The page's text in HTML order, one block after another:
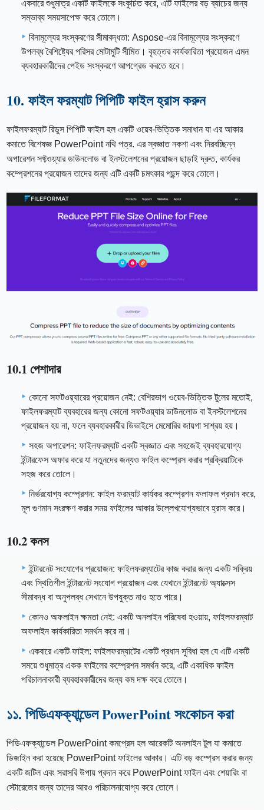
একবারে শুধুমাত্র একটি ফাইলকে সংকুচিত করে, এটি ফাইলের বড় ব্যাচের জন্য
সম্ভাব্য সময়সাপেক্ষ করে তোলে।
বিনামূল্যের সংস্করণের সীমাবদ্ধতা: Aspose-এর বিনামূল্যের সংস্করণে
উপলব্ধ বৈশিষ্ট্যের পরিসর মোটামুটি সীমিত। বৃহত্তর কার্যকারিতা প্রয়োজন এমন
ব্যবহারকারীদের পেইড সংস্করণে আপগ্রেড করতে হবে।
10. ফাইল ফরম্যাট পিপিটি ফাইল হ্রাস করুন
ফাইলফরম্যাট রিডুস পিপিটি ফাইল হল একটি ওয়েব-ভিত্তিক সমাধান যা এর আকার
কমাতে বিশেষজ্ঞ PowerPoint নথি পত্র. এর স্বজ্ঞাত নকশা এবং নিরবচ্ছিন্ন
অপারেশন সফ্টওয়্যার ডাউনলোড বা ইনস্টলেশনের প্রয়োজন ছাড়াই দ্রুত, কার্যকর
কম্প্রেশনের প্রয়োজন তাদের জন্য এটি একটি চমৎকার পছন্দ করে তোলে।
10.1 পেশাদার
কোনো সফটওয়্যারের প্রয়োজন নেই: বেশিরভাগ ওয়েব-ভিত্তিক টুলের মতোই,
ফাইলফরম্যাট ব্যবহারের জন্য কোনো সফটওয়্যার ডাউনলোড বা ইনস্টলেশনের
প্রয়োজন হয় না, ফলে ব্যবহারকারীর ডিভাইসে মেমোরির জায়গা সাশ্রয় হয়।
সহজ অপারেশন: ফাইলফরম্যাট একটি স্বজ্ঞাত এবং সহজেই ব্যবহারযোগ্য
ইন্টারফেস অফার করে যা নতুনদের জন্যও ফাইল কম্প্রেস করার প্রক্রিয়াটিকে
সহজ করে তোলে।
নির্ভরযোগ্য কম্প্রেশন: ফাইল ফরম্যাট কার্যকর কম্প্রেশন ফলাফল প্রদান করে,
মূল গুণমান সংরক্ষণ করার সময় ফাইলের আকার উল্লেখযোগ্যভাবে হ্রাস করে।
10.2 কনস
ইন্টারনেট সংযোগের প্রয়োজন: ফাইলফরম্যাটের কাজ করার জন্য একটি সক্রিয়
এবং স্থিতিশীল ইন্টারনেট সংযোগ প্রয়োজন এবং যেখানে ইন্টারনেট অ্যাক্সেস
সীমাবদ্ধ বা অনুপলব্ধ সেখানে উপযুক্ত নাও হতে পারে।
কোনও অফলাইন ক্ষমতা নেই: একটি অনলাইন পরিষেবা হওয়ায়, ফাইলফরম্যাট
অফলাইন কার্যকারিতা সমর্থন করে না।
একবারে একটি ফাইল: ফাইলফরম্যাটের একটি প্রধান সুবিধা হল যে এটি একটি
সময়ে শুধুমাত্র একক ফাইলের কম্প্রেশন সমর্থন করে, এটি একাধিক ফাইল
পরিচালনাকারী ব্যবহারকারীদের জন্য কম দক্ষ করে তোলে।
১১. পিডিএফক্যান্ডেল PowerPoint সংকোচন করা
পিডিএফক্যান্ডেল PowerPoint কমপ্রেস হল আরেকটি অনলাইন টুল যা কমাতে
ডিজাইন করা হয়েছে PowerPoint ফাইলের আকার। এটি বড় কম্প্রেস করার জন্য
একটি জটিল এবং সরাসরি উপায় প্রদান করে PowerPoint ফাইল এবং শেয়ারিং বা
স্টোরেজের জন্য তাদের আরও পরিচালনাযোগ্য করে তোলে।